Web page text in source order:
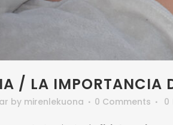
/ LA IMPORTANCIA
by mirenlekuona 0 Comments 0